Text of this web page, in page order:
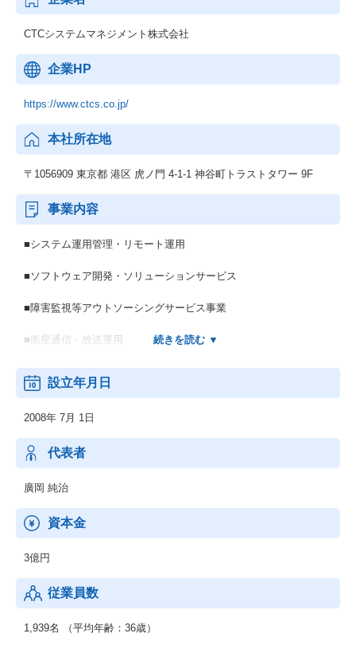
CTCシステムマネジメント株式会社
企業HP
https://www.ctcs.co.jp/
本社所在地
〒1056909 東京都 港区 虎ノ門 4-1-1 神谷町トラストタワー 9F
事業内容
■システム運用管理・リモート運用
■ソフトウェア開発・ソリューションサービス
■障害監視等アウトソーシングサービス事業
■衛星通信・放送運用
■システム運用設計・構築
設立年月日
2008年 7月 1日
代表者
廣岡 純治
資本金
3億円
従業員数
1,939名 （平均年齢：36歳）